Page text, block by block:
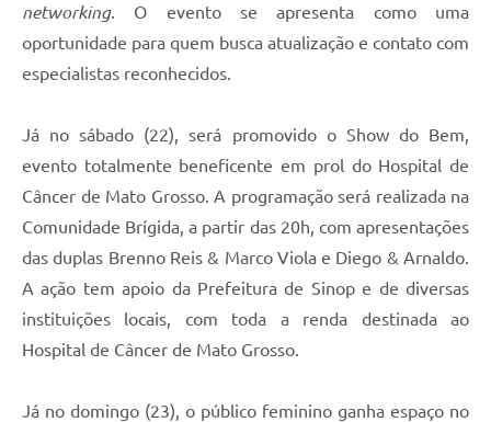
networking. O evento se apresenta como uma
oportunidade para quem busca atualização e contato com
especialistas reconhecidos.
Já no sábado (22), será promovido o Show do Bem,
evento totalmente beneficente em prol do Hospital de
Câncer de Mato Grosso. A programação será realizada na
Comunidade Brígida, a partir das 20h, com apresentações
das duplas Brenno Reis & Marco Viola e Diego & Arnaldo.
A ação tem apoio da Prefeitura de Sinop e de diversas
instituições locais, com toda a renda destinada ao
Hospital de Câncer de Mato Grosso.
Já no domingo (23), o público feminino ganha espaço no